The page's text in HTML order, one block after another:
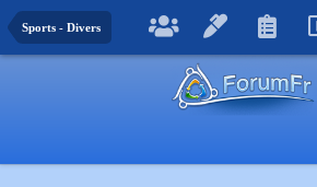
Sports - Divers